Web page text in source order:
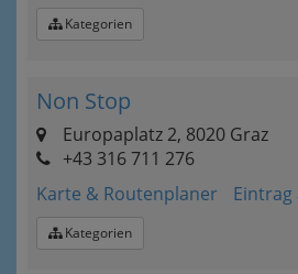
Kategorien
Non Stop
Europaplatz 2, 8020 Graz
+43 316 711 276
Karte & Routenplaner
Kategorien